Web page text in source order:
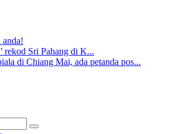
anda!
rekod Sri Pahang di K...
di Chiang Mai, ada petanda pos...